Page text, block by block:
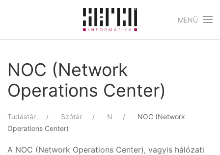
Skip to main content
MENÜ
NOC (Network
Operations Center)
Tudástár Szótár N
NOC (Network
Operations Center)
A NOC (Network Operations Center), vagyis hálózati